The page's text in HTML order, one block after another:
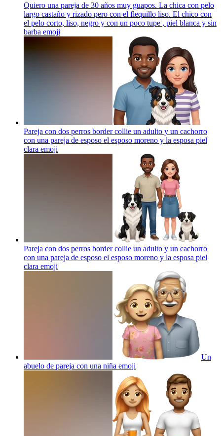
Quiero una pareja de 30 años muy guapos. La chica con pelo
largo castaño y rizado pero con el flequillo liso. El chico con
el pelo corto, liso, negro y con un poco tupe , piel blanca y sin
barba emoji
Pareja con dos perros border collie un adulto y un cachorro
con una pareja de esposo el esposo moreno y la esposa piel
clara emoji
Pareja con dos perros border collie un adulto y un cachorro
con una pareja de esposo el esposo moreno y la esposa piel
clara emoji
Un
abuelo de pareja con una niña emoji